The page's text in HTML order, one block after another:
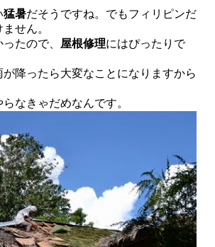
猛暑だそうですね。でもフィリピンだ
せん。
たので、 屋根修理にはぴったりで
が降ったら大変なことになりますから
なきゃだめなんです。